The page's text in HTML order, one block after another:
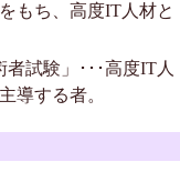
もち、高度IT人材と
試験」･･･高度IT人
導する者。